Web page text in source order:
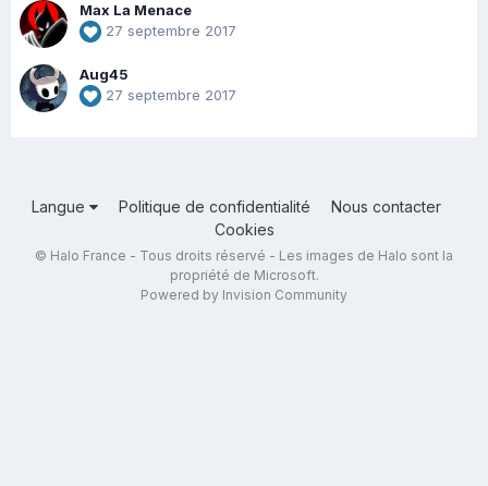
Max La Menace
27 septembre 2017
Aug45
27 septembre 2017
Langue Politique de confidentialité
Nous contacter
Cookies
© Halo France - Tous droits réservé - Les images de Halo sont la
propriété de Microsoft.
Powered by Invision Community